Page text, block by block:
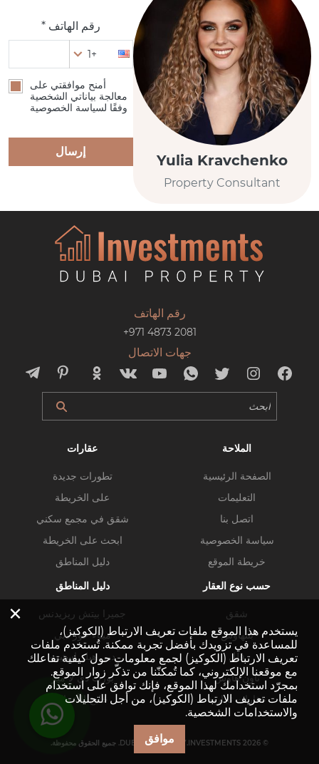
Yulia Kravchenko
Property Consultant
رقم الهاتف *
+1
أمنح موافقتي على
معالجة بياناتي الشخصية
وفقًا لسياسة الخصوصية
إرسال
رقم الهاتف
+971 4873 2081
جهات الاتصال
الملاحة
الصفحة الرئيسية
التعليمات
اتصل بنا
سياسة الخصوصية
خريطة الموقع
عقارات
تطورات جديدة
على الخريطة
شقق في مجمع سكني
ابحث على الخريطة
دليل المناطق
حسب نوع العقار
شقق
بنتهاوس
فلل
تاون هاوس
عقارات تجارية
دليل المناطق
جميرا بيتش ريزيدنس
ميناء خور دبي
دبي هيلز استيت
بورت دي لا مير
خليج الأعمال
© DUBAI-PROPERTY.INVESTMENTS 2026. جميع الحقوق محفوظة.
×
يستخدم هذا الموقع ملفات تعريف الارتباط (الكوكيز)،
للمساعدة في تزويدك بأفضل تجربة ممكنة. تُستخدم ملفات
تعريف الارتباط (الكوكيز) لجمع معلومات حول كيفية تفاعلك
مع موقعنا الإلكتروني، كما تُمكنّنا من تذكّر زوار الموقع.
بمجرّد استخدامك لهذا الموقع، فإنك توافق على استخدام
ملفات تعريف الارتباط (الكوكيز)، من أجل التحليلات
والاستخدامات الشخصية.
موافق